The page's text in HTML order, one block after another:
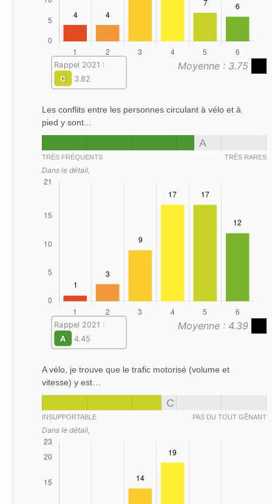
Moyenne : 3.75
Rappel 2021 :
C
3.82
Les conflits entre les personnes circulant à vélo et à
pied y sont...
A
TRÈS FRÉQUENTS TRÈS RARES
Dans le détail,
Moyenne : 4.39
Rappel 2021 :
A
4.45
A vélo, je trouve que le trafic motorisé (volume et
vitesse) y est…
C
INSUPPORTABLE PAS DU TOUT GÊNANT
Dans le détail,